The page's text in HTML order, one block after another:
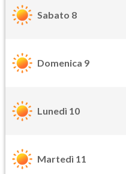
Sabato 8
Domenica 9
Lunedì 10
Martedì 11